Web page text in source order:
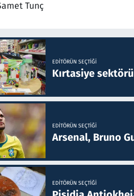
Tunç
EDITÖRÜN SEÇTIĞI
Kırtasiye
EDITÖRÜN SEÇTIĞI
Arsenal, Bruno
EDITÖRÜN SEÇTIĞI